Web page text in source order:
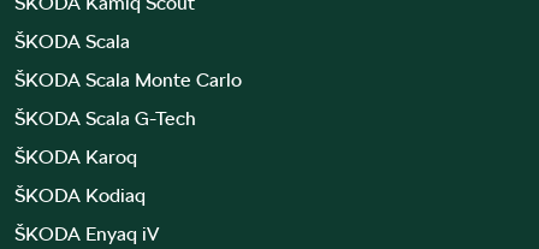
ŠKODA Scala
ŠKODA Scala Monte Carlo
ŠKODA Scala G-Tech
ŠKODA Karoq
ŠKODA Kodiaq
ŠKODA Enyaq iV